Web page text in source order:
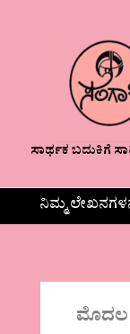
ಸಾರ್ಥಕ ಬದುಕಿಗೆ
ನಿಮ್ಮ